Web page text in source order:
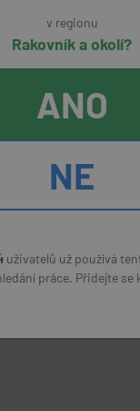
v regionu
Rakovník a okolí?
ANO
NE
uživatelů už používá
práce. Přidejte se